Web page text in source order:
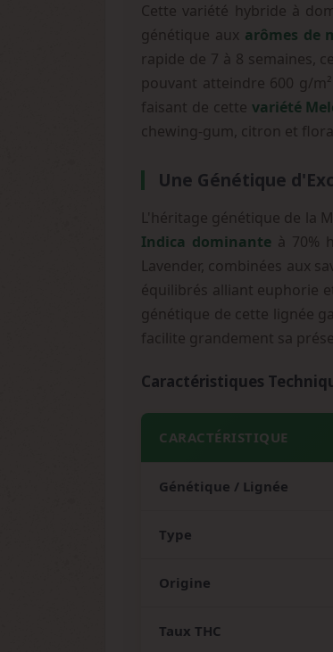
Cette variété hybride à
génétique aux arômes de
rapide de 7 à 8 semaines,
pouvant atteindre 600 g/
faisant de cette variété
chewing-gum, citron et
Une Génétique
L'héritage génétique de la
Indica dominanteà 70%
Lavender, combinées aux
équilibrés alliant euphorie
génétique de cette lignée
facilite grandement sa
Caractéristiques
CARACTÉRISTIQUE
Génétique / Lignée
Type
Origine
Taux THC